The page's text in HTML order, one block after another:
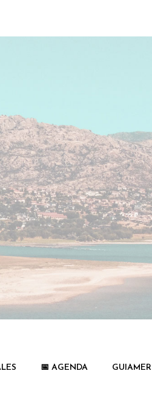
📅 AGENDA GUIAMER